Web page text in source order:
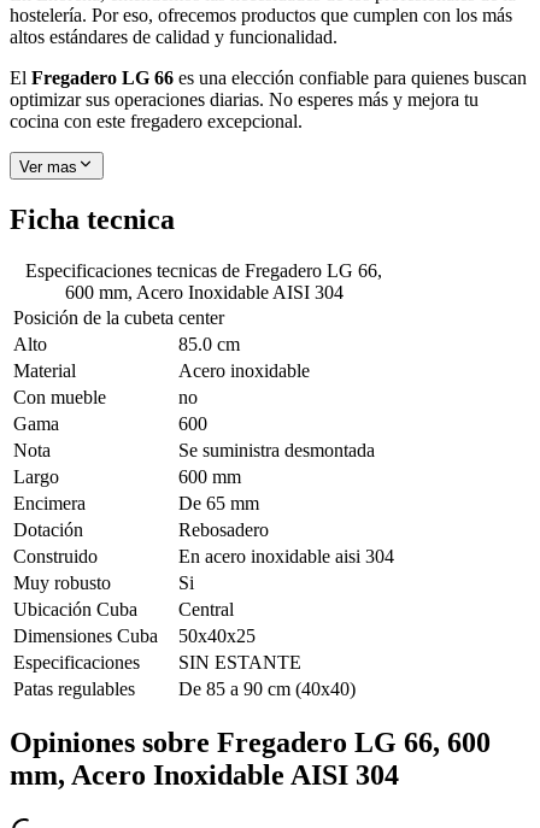
hostelería. Por eso, ofrecemos productos que cumplen con los más
altos estándares de calidad y funcionalidad.
El Fregadero LG 66 es una elección confiable para quienes buscan
optimizar sus operaciones diarias. No esperes más y mejora tu
cocina con este fregadero excepcional.
Ver mas
Ficha tecnica
Especificaciones tecnicas de Fregadero LG 66,
600 mm, Acero Inoxidable AISI 304
Posición de la cubeta center
Alto
85.0 cm
Material
Acero inoxidable
Con mueble
no
Gama
600
Nota
Se suministra desmontada
Largo
600 mm
Encimera
De 65 mm
Dotación
Rebosadero
Construido
En acero inoxidable aisi 304
Muy robusto
Si
Ubicación Cuba
Central
Dimensiones Cuba
50x40x25
Especificaciones
SIN ESTANTE
Patas regulables
De 85 a 90 cm (40x40)
Opiniones sobre Fregadero LG 66, 600
mm, Acero Inoxidable AISI 304